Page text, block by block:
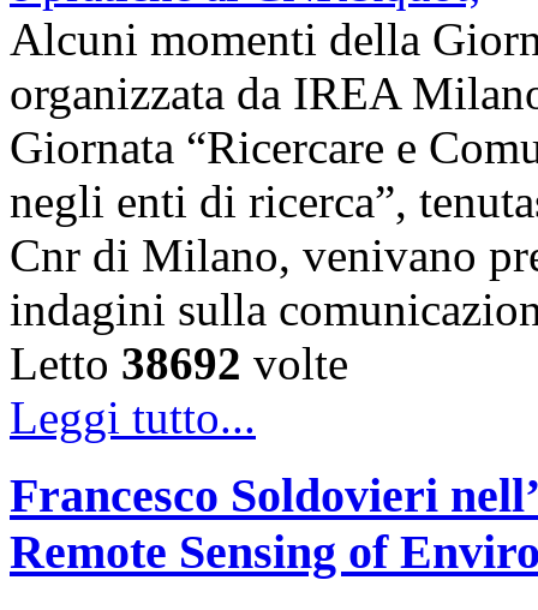
Alcuni momenti della
organizzata da IREA
Giornata “Ricercare e
negli enti di ricerca”,
Cnr di Milano, venivano
indagini sulla
Letto 38692 volte
Leggi tutto...
Francesco Soldovieri
Remote Sensing of